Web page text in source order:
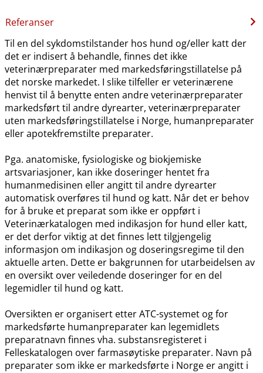
Referanser
Til en del sykdomstilstander hos hund og​/​eller katt der
det er indisert å behandle, finnes det ikke
veterinærpreparater med markedsføringstillatelse på
det norske markedet. I slike tilfeller er veterinærene
henvist til å benytte enten andre veterinærpreparater
markedsført til andre dyrearter, veterinærpreparater
uten markedsføringstillatelse i Norge, humanpreparater
eller apotekfremstilte preparater.
Pga. anatomiske, fysiologiske og biokjemiske
artsvariasjoner, kan ikke doseringer hentet fra
humanmedisinen eller angitt til andre dyrearter
automatisk overføres til hund og katt. Når det er behov
for å bruke et preparat som ikke er oppført i
Veterinærkatalogen med indikasjon for hund eller katt,
er det derfor viktig at det finnes lett tilgjengelig
informasjon om indikasjon og doseringsregime til den
aktuelle arten. Dette er bakgrunnen for utarbeidelsen av
en oversikt over veiledende doseringer for en del
legemidler til hund og katt.
Oversikten er organisert etter ATC-systemet og for
markedsførte humanpreparater kan legemidlets
preparatnavn finnes vha. substansregisteret i
Felleskatalogen over farmasøytiske preparater. Navn på
preparater som ikke er markedsførte i Norge er angitt i